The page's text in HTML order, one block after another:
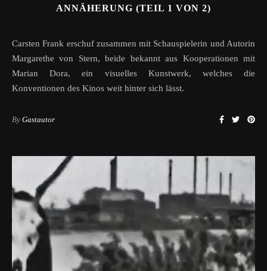
ANNÄHERUNG (TEIL 1 VON 2)
Carsten Frank erschuf zusammen mit Schauspielerin und Autorin
Margarethe von Stern, beide bekannt aus Kooperationen mit
Marian Dora, ein visuelles Kunstwerk, welches die
Konventionen des Kinos weit hinter sich lässt.
By Gastautor